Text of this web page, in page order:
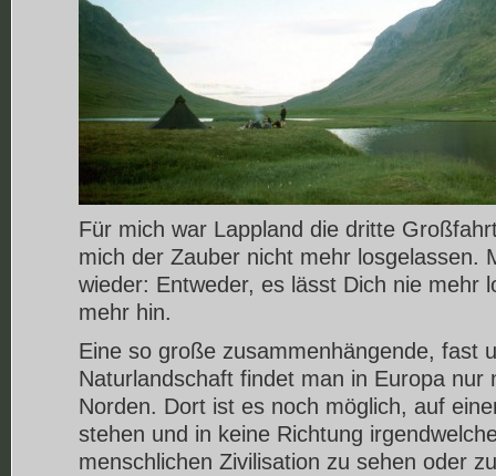
Für mich war Lappland die dritte
mich der Zauber nicht mehr losgelassen.
wieder: Entweder, es lässt Dich nie mehr
mehr hin.
Eine so große zusammenhängende, fast
Naturlandschaft findet man in Europa nur
Norden. Dort ist es noch möglich, auf
stehen und in keine Richtung
menschlichen Zivilisation zu sehen oder